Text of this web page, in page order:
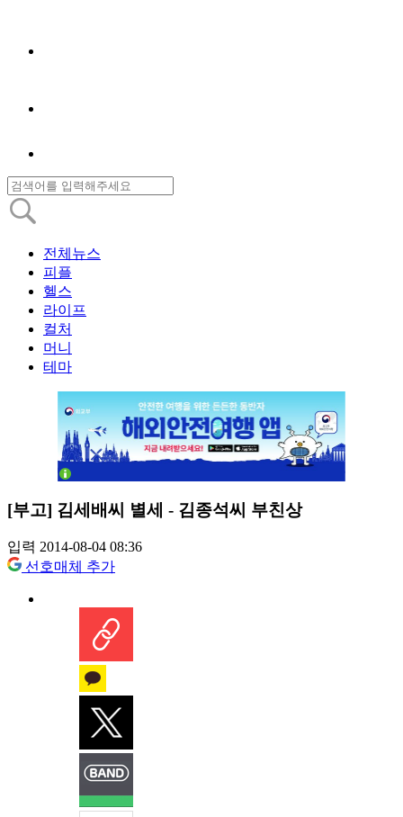
전체뉴스
피플
헬스
라이프
컬처
머니
테마
[부고] 김세배씨 별세 - 김종석씨 부친상
입력 2014-08-04 08:36
선호매체 추가